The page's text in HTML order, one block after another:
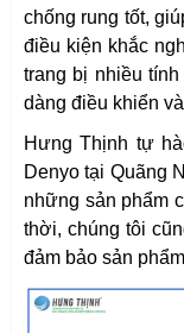
chống rung tốt,
điều kiện khắc
trang bị nhiều
dàng điều khiển
Hưng Thịnh tự
Denyo tại Quãng
những sản phẩm
thời, chúng tôi
đảm bảo sản